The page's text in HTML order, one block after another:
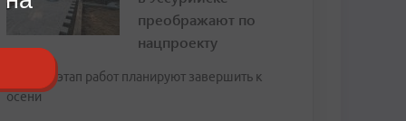
преображают по
нацпроекту
Первый этап работ планируют завершить к
осени